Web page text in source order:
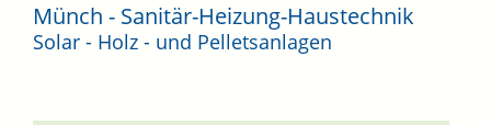
Münch - Sanitär-Heizung-Haustechnik
Solar - Holz - und Pelletsanlagen